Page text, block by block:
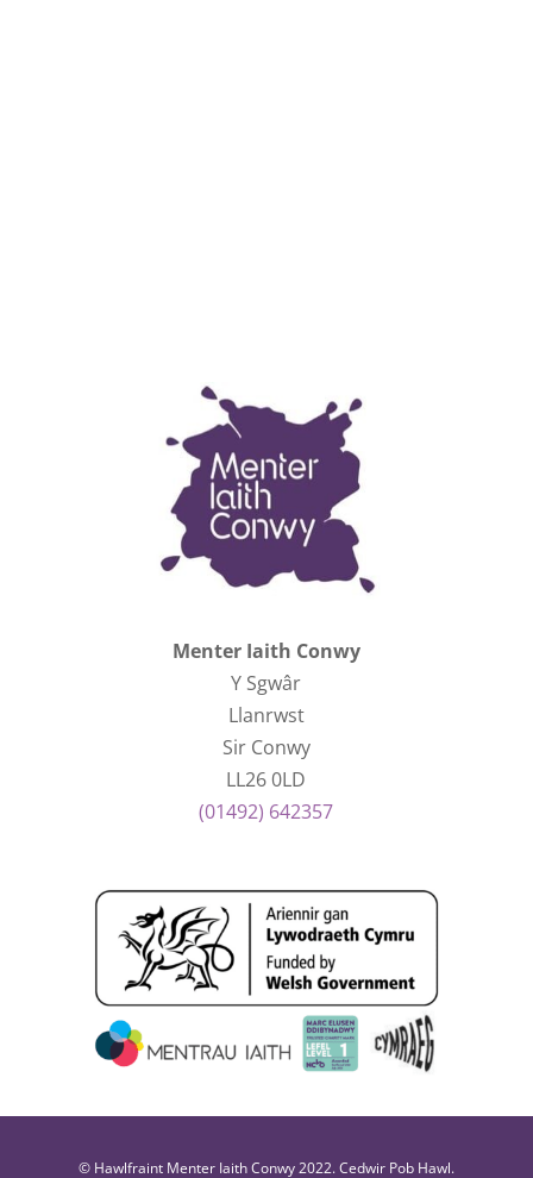
Menter Iaith Conwy
Y Sgwâr
Llanrwst
Sir Conwy
LL26 0LD
(01492) 642357
© Hawlfraint Menter Iaith Conwy 2022. Cedwir Pob Hawl.